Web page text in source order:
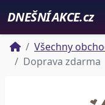
DNEŠNÍ AKCE.cz
Všechny
Doprava zdarma